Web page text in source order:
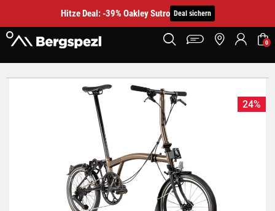
Hitze Deal: -39% Oakley Sutro Deal sichern
0
24%